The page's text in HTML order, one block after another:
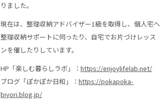
りました。
現在は、整理収納アドバイザー1級を取得し、個人宅へ
整理収納サポートに伺ったり、自宅でお片づけレッス
ンを催したりしています。
HP「楽しむ暮らしラボ」：https://enjoylifelab.net/
ブログ「ぽかぽか日和」：https://pokapoka-
biyori.blog.jp/